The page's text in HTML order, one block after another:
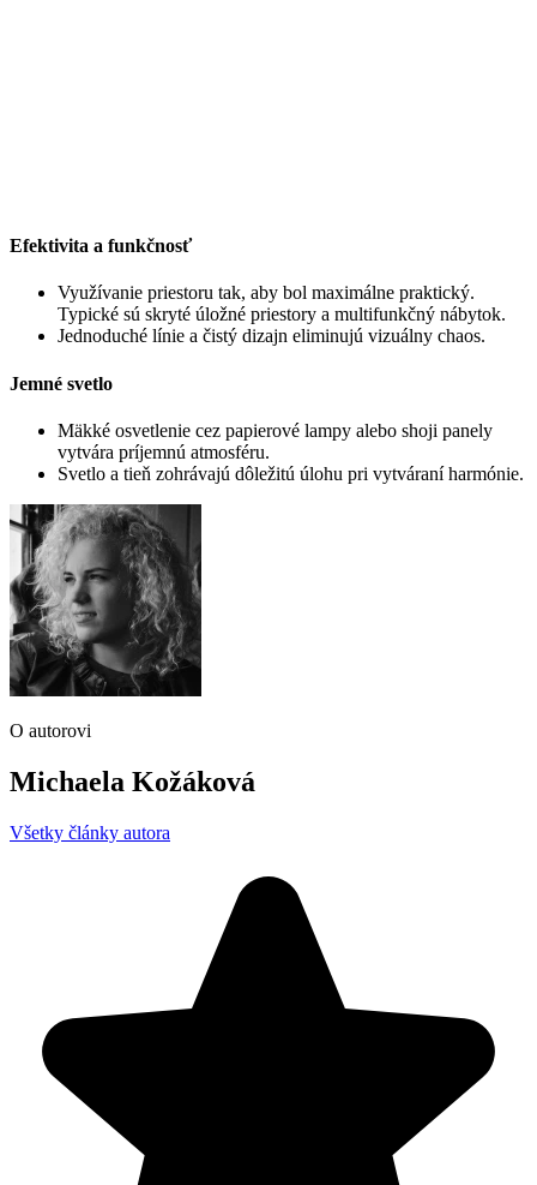
Efektivita a funkčnosť
Využívanie priestoru tak, aby bol maximálne praktický.
Typické sú skryté úložné priestory a multifunkčný nábytok.
Jednoduché línie a čistý dizajn eliminujú vizuálny chaos.
Jemné svetlo
Mäkké osvetlenie cez papierové lampy alebo shoji panely
vytvára príjemnú atmosféru.
Svetlo a tieň zohrávajú dôležitú úlohu pri vytváraní harmónie.
O autorovi
Michaela Kožáková
Všetky články autora